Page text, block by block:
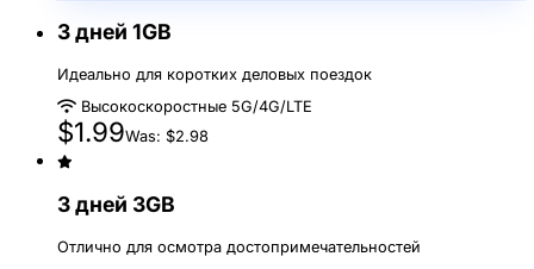
3 дней 1GB
Идеально для коротких деловых поездок
Высокоскоростные 5G/4G/LTE
$1.99Was: $2.98
3 дней 3GB
Отлично для осмотра достопримечательностей